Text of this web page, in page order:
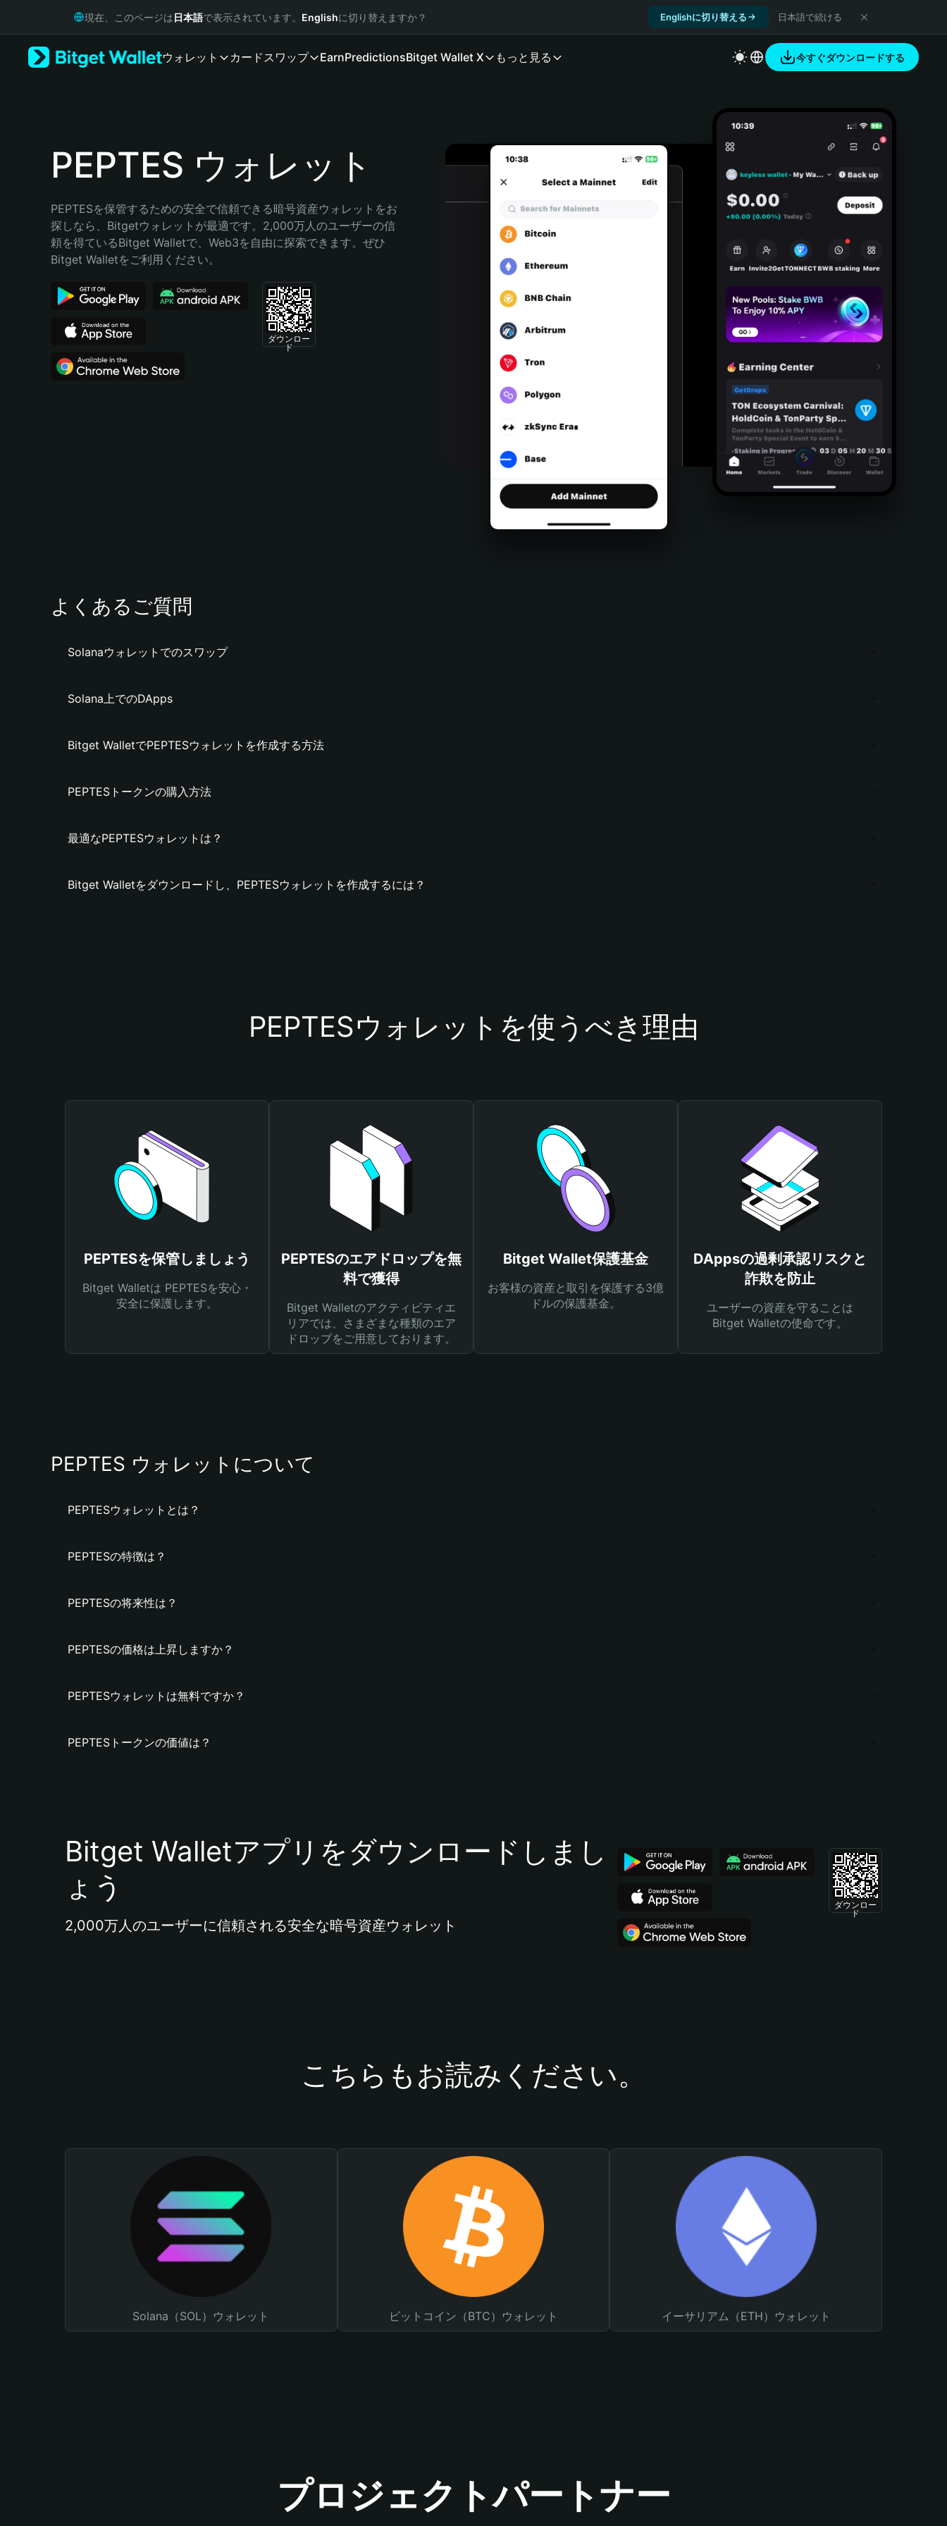
Русский
Bahasa Indonesia
Português (Brasil)
現在、このページは日本語で表示されています。 Englishに切り替えますか？ Englishに切り替える 日本語で続ける
ウォレット カードスワップ EarnPredictionsBitget Wallet X もっと見る 今すぐダウンロードする
PEPTES ウォレット
PEPTESを保管するための安全で信頼できる暗号資産ウォレットをお
探しなら、Bitgetウォレットが最適です。2,000万人のユーザーの信
頼を得ているBitget Walletで、Web3を自由に探索できます。ぜひ
Bitget Walletをご利用ください。
ダウンロー
ド
よくあるご質問
Solanaウォレットでのスワップ
Solana上でのDApps
Bitget WalletでPEPTESウォレットを作成する方法
PEPTESトークンの購入方法
最適なPEPTESウォレットは？
Bitget Walletをダウンロードし、PEPTESウォレットを作成するには？
PEPTESウォレットを使うべき理由
PEPTESを保管しましょう
Bitget Walletは PEPTESを安心・
安全に保護します。
PEPTESのエアドロップを無
料で獲得
Bitget Walletのアクティビティエ
リアでは、さまざまな種類のエア
ドロップをご用意しております。
Bitget Wallet保護基金
お客様の資産と取引を保護する3億
ドルの保護基金。
DAppsの過剰承認リスクと
詐欺を防止
ユーザーの資産を守ることは
Bitget Walletの使命です。
PEPTES ウォレットについて
PEPTESウォレットとは？
PEPTESの特徴は？
PEPTESの将来性は？
PEPTESの価格は上昇しますか？
PEPTESウォレットは無料ですか？
PEPTESトークンの価値は？
Bitget Walletアプリをダウンロードしまし
ょう
2,000万人のユーザーに信頼される安全な暗号資産ウォレット
ダウンロー
ド
こちらもお読みください。
Solana（SOL）ウォレット ビットコイン（BTC）ウォレット イーサリアム（ETH）ウォレット
プロジェクトパートナー